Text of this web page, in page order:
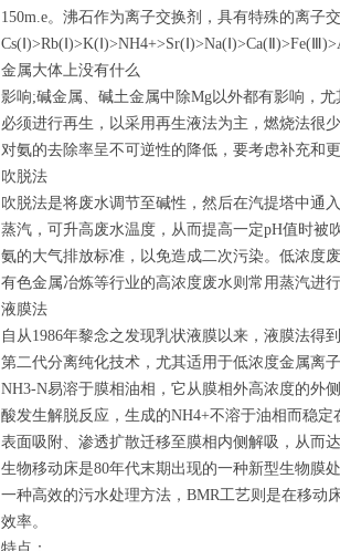
150m.e。沸石作为离子交换剂，具有特殊的离子
金属大体上没有什么
影响;碱金属、碱土金属中除Mg以外都有影响，
必须进行再生，以采用再生液法为主，燃烧法很
对氨的去除率呈不可逆性的降低，要考虑补充和更
吹脱法
吹脱法是将废水调节至碱性，然后在汽提塔中通
蒸汽，可升高废水温度，从而提高一定pH值时被
氨的大气排放标准，以免造成二次污染。低浓度
有色金属冶炼等行业的高浓度废水则常用蒸汽进行
液膜法
自从1986年黎念之发现乳状液膜以来，液膜法得
第二代分离纯化技术，尤其适用于低浓度金属离
NH3-N易溶于膜相油相，它从膜相外高浓度的外
酸发生解脱反应，生成的NH4+不溶于油相而稳
表面吸附、渗透扩散迁移至膜相内侧解吸，从而
生物移动床是80年代末期出现的一种新型生物膜
一种高效的污水处理方法，BMR工艺则是在移动
效率。